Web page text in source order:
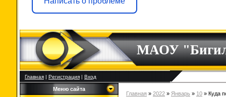
МАОУ
Главная|Регистрация|Вход
Меню сайта
Главная » 2022 » Январь » 10 » Куда